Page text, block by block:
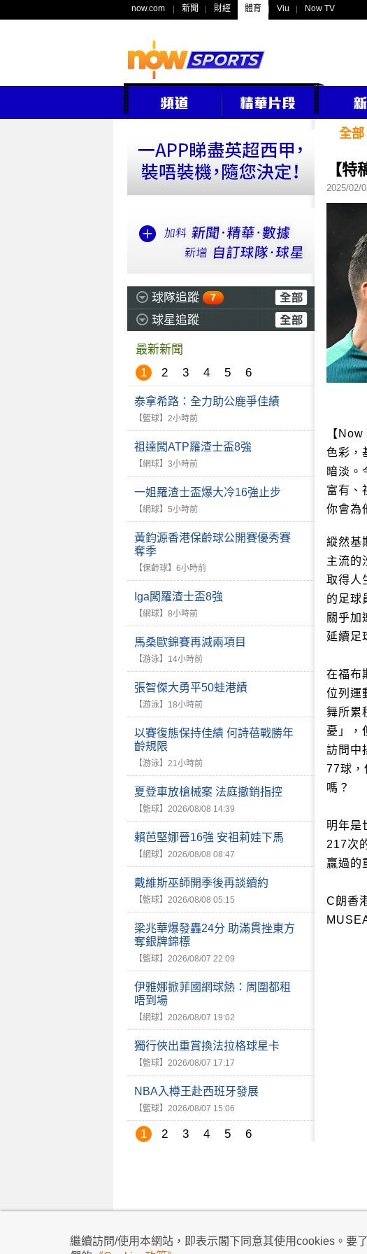
now.com 新聞 財經 體育 Viu Now TV
球隊追蹤 7
球星追蹤
最新新聞
1
2 3 4 5 6
泰拿希路：全力助公鹿爭佳績
【籃球】 2小時前
祖達闖ATP羅渣士盃8強
【網球】 3小時前
一姐羅渣士盃爆大冷16強止步
【網球】 5小時前
黃鈞源香港保齡球公開賽優秀賽
奪季
【保齡球】 6小時前
Iga闖羅渣士盃8強
【網球】 8小時前
馬桑歐錦賽再減兩項目
【游泳】 14小時前
張智傑大勇平50蛙港績
【游泳】 18小時前
以賽復態保持佳績 何詩蓓戰勝年
齡規限
【游泳】 21小時前
夏登車放槍械案 法庭撤銷指控
【籃球】 2026/08/08 14:39
賴芭堅娜晉16強 安祖莉娃下馬
【網球】 2026/08/08 08:47
戴維斯巫師開季後再談續約
【籃球】 2026/08/08 05:15
梁兆華爆發轟24分 助滿貫挫東方
奪銀牌錦標
【籃球】 2026/08/07 22:09
伊雅娜掀菲國網球熱：周圍都租
唔到場
【網球】 2026/08/07 19:02
獨行俠出重賞換法拉格球星卡
【籃球】 2026/08/07 17:17
NBA入樽王赴西班牙發展
【籃球】 2026/08/07 15:06
1 2 3 4 5 6
全部
【
2025/02/
【
色彩，
暗淡。
富有、
你會為
縱然基
主流的
取得人
的足球
關乎加
延續足
在福布
位列運
舞所累
憂」，
訪問中
77球，
嗎？
明年是
217次
贏過的
C朗香
繼續訪問/使用本網站，即表示閣下同意其使用cookies。要
私隱政策 | 使用條款 免責及著作權聲明